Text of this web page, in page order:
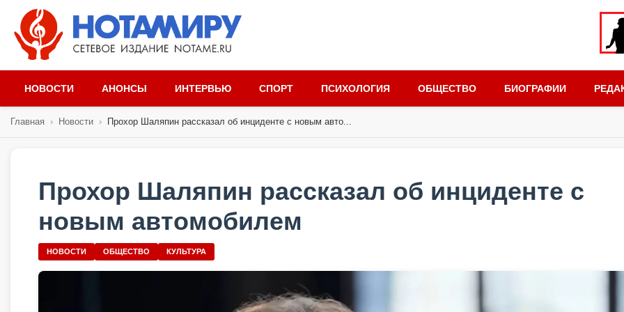
НОВОСТИ АНОНСЫ ИНТЕРВЬЮ СПОРТ ПСИХОЛОГИЯ ОБЩЕСТВО БИОГРАФИИ
Главная › Новости › Прохор Шаляпин рассказал об инциденте с новым авто...
Прохор Шаляпин рассказал об инциденте с
новым автомобилем
НОВОСТИ ОБЩЕСТВО КУЛЬТУРА